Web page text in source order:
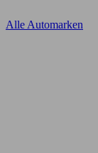
Alle Automarken